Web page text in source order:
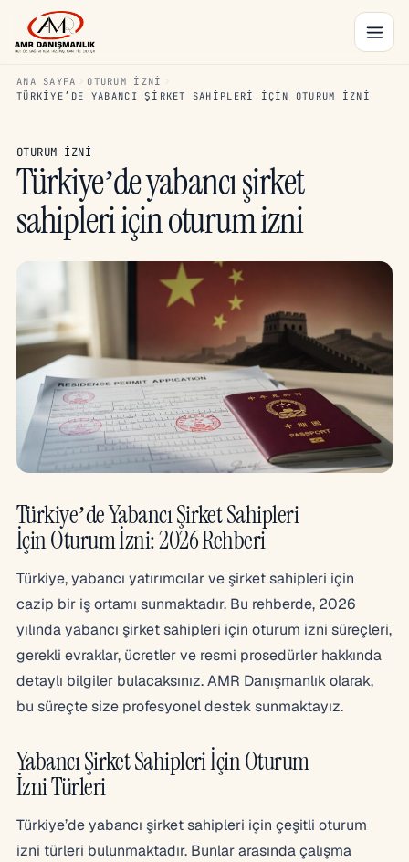
ANA SAYFA
OTURUM İZNI
TÜRKIYE’DE YABANCI ŞIRKET SAHIPLERI IÇIN OTURUM IZNI
OTURUM İZNI
Türkiye’de yabancı şirket
sahipleri için oturum izni
Türkiye’de Yabancı Şirket Sahipleri
İçin Oturum İzni: 2026 Rehberi
Türkiye, yabancı yatırımcılar ve şirket sahipleri için
cazip bir iş ortamı sunmaktadır. Bu rehberde, 2026
yılında yabancı şirket sahipleri için oturum izni süreçleri,
gerekli evraklar, ücretler ve resmi prosedürler hakkında
detaylı bilgiler bulacaksınız. AMR Danışmanlık olarak,
bu süreçte size profesyonel destek sunmaktayız.
Yabancı Şirket Sahipleri İçin Oturum
İzni Türleri
Türkiye’de yabancı şirket sahipleri için çeşitli oturum
izni türleri bulunmaktadır. Bunlar arasında çalışma